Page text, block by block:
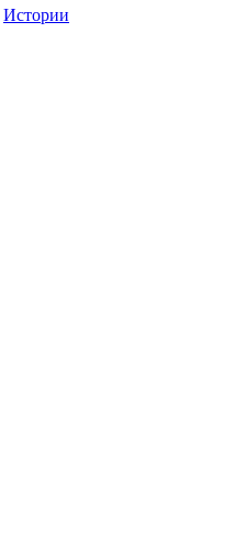
Истории